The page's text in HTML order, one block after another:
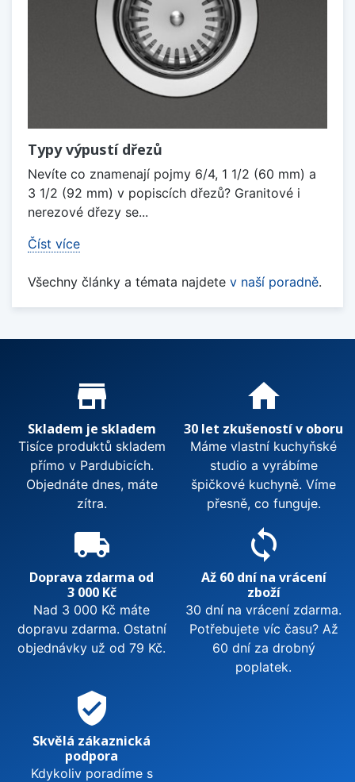
Typy výpustí dřezů
Nevíte co znamenají pojmy 6/4, 1 1/2 (60 mm) a
3 1/2 (92 mm) v popiscích dřezů? Granitové i
nerezové dřezy se...
Číst více
Všechny články a témata najdete v naší poradně.
Proč nakupovat u nás?
store_mall_directory
Skladem je skladem
Tisíce produktů skladem
přímo v Pardubicích.
Objednáte dnes, máte
zítra.
home
30 let zkušeností v oboru
Máme vlastní kuchyňské
studio a vyrábíme
špičkové kuchyně. Víme
přesně, co funguje.
local_shipping
Doprava zdarma od
3 000 Kč
Nad 3 000 Kč máte
dopravu zdarma. Ostatní
objednávky už od 79 Kč.
sync
Až 60 dní na vrácení
zboží
30 dní na vrácení zdarma.
Potřebujete víc času? Až
60 dní za drobný
poplatek.
verified_user
Skvělá zákaznická
podpora
Kdykoliv poradíme s